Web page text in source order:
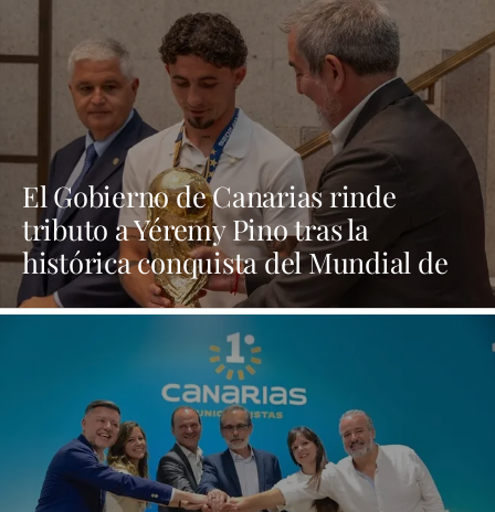
El Gobierno de Canarias rinde
tributo a Yéremy Pino tras la
histórica conquista del Mundial de
Fútbol